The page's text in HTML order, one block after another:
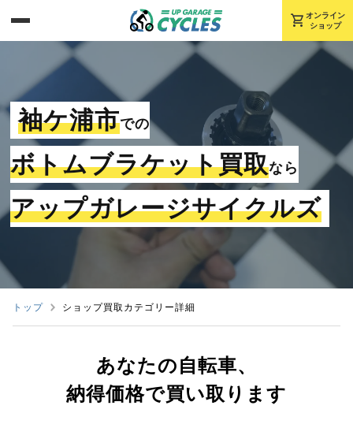
shopping_cart オンライン
ショップ
袖ケ浦市での
ボトムブラケット買取なら
アップガレージサイクルズ
トップ ショップ買取カテゴリー詳細
あなたの自転車、
納得価格で買い取ります